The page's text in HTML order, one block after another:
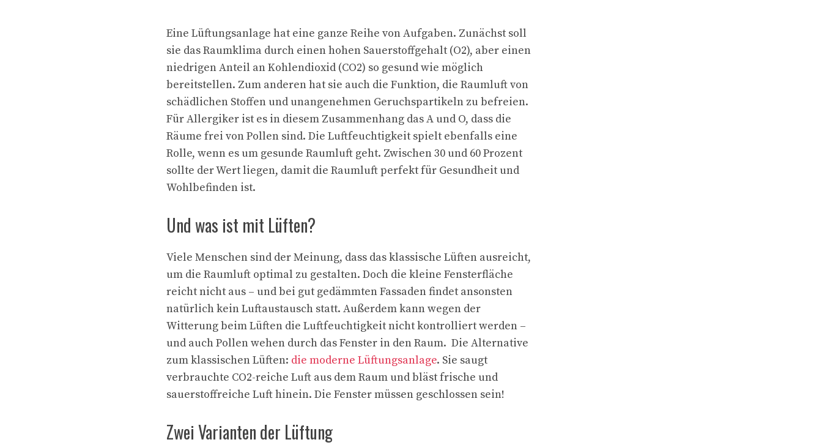
Eine Lüftungsanlage hat eine ganze Reihe von Aufgaben. Zunächst soll
sie das Raumklima durch einen hohen Sauerstoffgehalt (O2), aber einen
niedrigen Anteil an Kohlendioxid (CO2) so gesund wie möglich
bereitstellen. Zum anderen hat sie auch die Funktion, die Raumluft von
schädlichen Stoffen und unangenehmen Geruchspartikeln zu befreien.
Für Allergiker ist es in diesem Zusammenhang das A und O, dass die
Räume frei von Pollen sind. Die Luftfeuchtigkeit spielt ebenfalls eine
Rolle, wenn es um gesunde Raumluft geht. Zwischen 30 und 60 Prozent
sollte der Wert liegen, damit die Raumluft perfekt für Gesundheit und
Wohlbefinden ist.
Und was ist mit Lüften?
Viele Menschen sind der Meinung, dass das klassische Lüften ausreicht,
um die Raumluft optimal zu gestalten. Doch die kleine Fensterfläche
reicht nicht aus – und bei gut gedämmten Fassaden findet ansonsten
natürlich kein Luftaustausch statt. Außerdem kann wegen der
Witterung beim Lüften die Luftfeuchtigkeit nicht kontrolliert werden –
und auch Pollen wehen durch das Fenster in den Raum. Die Alternative
zum klassischen Lüften: die moderne Lüftungsanlage. Sie saugt
verbrauchte CO2-reiche Luft aus dem Raum und bläst frische und
sauerstoffreiche Luft hinein. Die Fenster müssen geschlossen sein!
Zwei Varianten der Lüftung